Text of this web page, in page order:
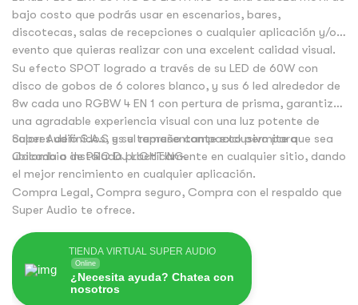
bajo costo que podrás usar en escenarios, bares,
discotecas, salas de recepciones o cualquier aplicación y/o
evento que quieras realizar con una excelent calidad visual.
Su efecto SPOT logrado a través de su LED de 60W con
disco de gobos de 6 colores blanco, y sus 6 led alrededor de
8w cada uno RGBW 4 EN 1 con pertura de prisma, garantiza
una agradable experiencia visual con una luz potente de
colores definidos, y su tamaño compacto permite que sea
ubicada o instalada practicamente en cualquier sitio, dando
el mejor rencimiento en cualquier aplicación.
Super Audio S.A.S es el representante exclusivo para
Colombia de PRO DJ LIGHTING.
Compra Legal, Compra seguro, Compra con el respaldo que
Super Audio te ofrece.
TIENDA VIRTUAL SUPER AUDIO
Online
¿Necesita ayuda? Chatea con
nosotros